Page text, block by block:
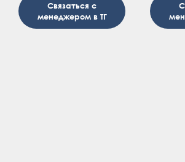
Связаться с
менеджером в ТГ